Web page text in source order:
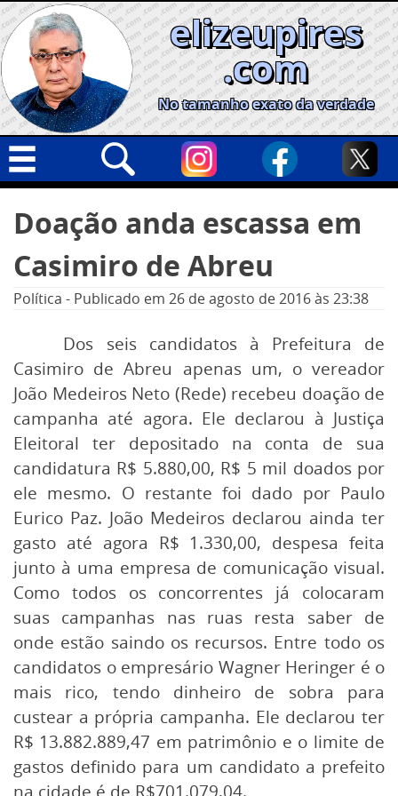
Skip
to
content
elizeupires
.com
No tamanho exato da verdade
Geral
Cidades
Política
Opinião
Informe especial
por:
Doação anda escassa em
Casimiro de Abreu
Política - Publicado em 26 de agosto de 2016às 23:38
Dos seis candidatos à Prefeitura de
Casimiro de Abreu apenas um, o vereador
João Medeiros Neto (Rede) recebeu doação de
campanha até agora. Ele declarou à Justiça
Eleitoral ter depositado na conta de sua
candidatura R$ 5.880,00, R$ 5 mil doados por
ele mesmo. O restante foi dado por Paulo
Eurico Paz. João Medeiros declarou ainda ter
gasto até agora R$ 1.330,00, despesa feita
junto à uma empresa de comunicação visual.
Como todos os concorrentes já colocaram
suas campanhas nas ruas resta saber de
onde estão saindo os recursos. Entre todo os
candidatos o empresário Wagner Heringer é o
mais rico, tendo dinheiro de sobra para
custear a própria campanha. Ele declarou ter
R$ 13.882.889,47 em patrimônio e o limite de
gastos definido para um candidato a prefeito